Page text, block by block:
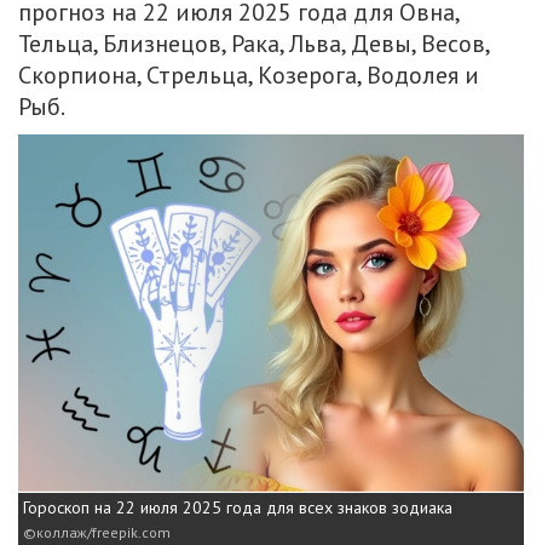
прогноз на 22 июля 2025 года для Овна,
Тельца, Близнецов, Рака, Льва, Девы, Весов,
Скорпиона, Стрельца, Козерога, Водолея и
Рыб.
Гороскоп на 22 июля 2025 года для всех знаков зодиака
коллаж/freepik.com